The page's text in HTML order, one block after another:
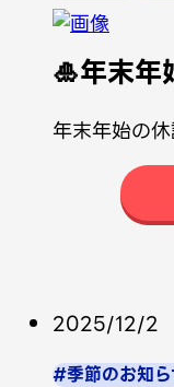
🎍年末年
年末年始の
2025/12/2
#季節のお知